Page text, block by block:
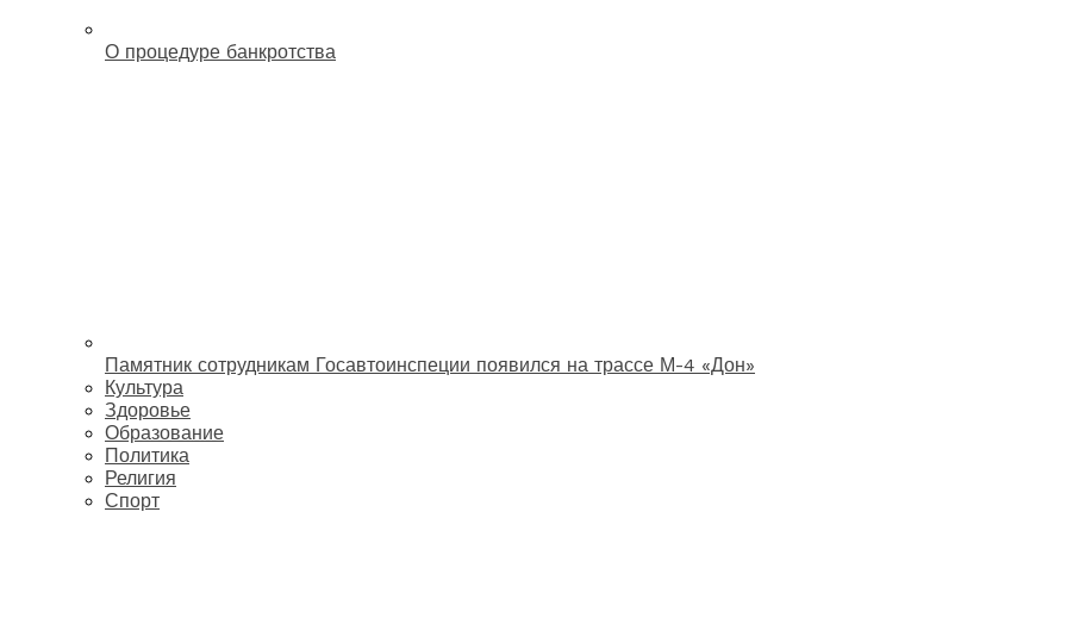
О процедуре банкротства
Памятник сотрудникам Госавтоинспеции появился на трассе М-4 «Дон»
Культура
Здоровье
Образование
Политика
Религия
Спорт